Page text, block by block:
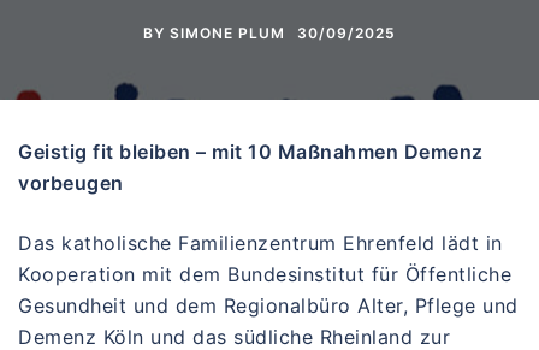
BY SIMONE PLUM 30/09/2025
Geistig fit bleiben – mit 10 Maßnahmen Demenz
vorbeugen
Das katholische Familienzentrum Ehrenfeld lädt in
Kooperation mit dem Bundesinstitut für Öffentliche
Gesundheit und dem Regionalbüro Alter, Pflege und
Demenz Köln und das südliche Rheinland zur